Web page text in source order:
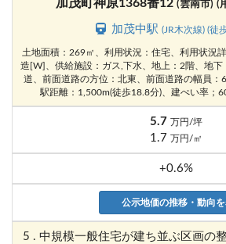
加茂町神原1368番12 (雲南市) (
加茂中駅 (JR木次線) (徒
土地面積：269㎡、利用状況：住宅、利用状況
造[W]、供給施設：ガス,下水、地上：2階、地
道、前面道路の方位：北東、前面道路の幅員：
駅距離：1,500m(徒歩18.8分)、建ぺい率；
5.7 万円/坪
1.7 万円/㎡
+0.6%
公示地価の推移・動向
5 . 中規模一般住宅が建ち並ぶ区画の